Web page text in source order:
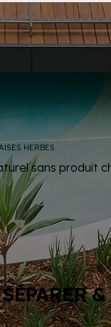
HERBES
sans produit
&